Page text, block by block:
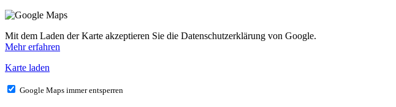
Mit dem Laden der Karte akzeptieren Sie die Datenschutzerklärung von Google.
Mehr erfahren
Karte laden
Google Maps immer entsperren